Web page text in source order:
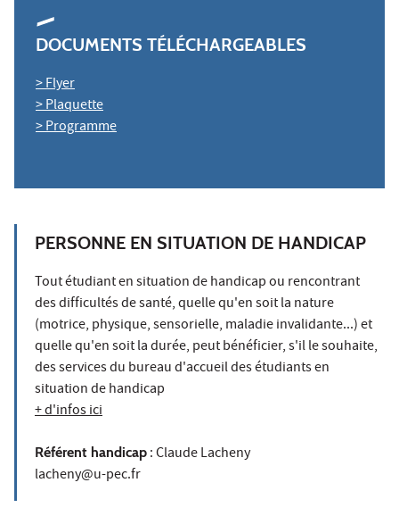
DOCUMENTS TÉLÉCHARGEABLES
> Flyer
> Plaquette
> Programme
PERSONNE EN SITUATION DE HANDICAP
Tout étudiant en situation de handicap ou rencontrant
des difficultés de santé, quelle qu'en soit la nature
(motrice, physique, sensorielle, maladie invalidante...) et
quelle qu'en soit la durée, peut bénéficier, s'il le souhaite,
des services du bureau d'accueil des étudiants en
situation de handicap
+ d'infos ici
Référent handicap : Claude Lacheny
lacheny@u-pec.fr